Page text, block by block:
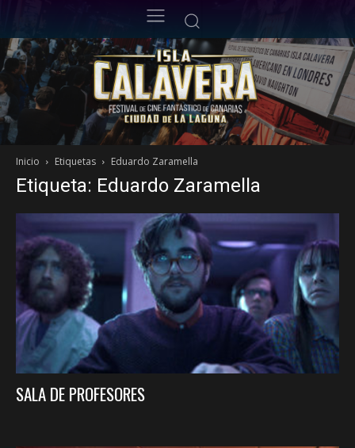
Inicio Etiquetas Eduardo Zaramella
Etiqueta: Eduardo Zaramella
SALA DE PROFESORES